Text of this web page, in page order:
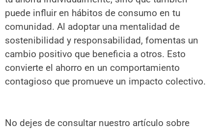
puede influir en hábitos de consumo en tu
comunidad. Al adoptar una mentalidad de
sostenibilidad y responsabilidad, fomentas un
cambio positivo que beneficia a otros. Esto
convierte el ahorro en un comportamiento
contagioso que promueve un impacto colectivo.
No dejes de consultar nuestro artículo sobre